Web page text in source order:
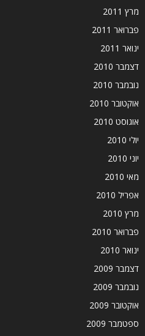
מרץ 2011
פברואר 2011
ינואר 2011
דצמבר 2010
נובמבר 2010
אוקטובר 2010
אוגוסט 2010
יולי 2010
יוני 2010
מאי 2010
אפריל 2010
מרץ 2010
פברואר 2010
ינואר 2010
דצמבר 2009
נובמבר 2009
אוקטובר 2009
ספטמבר 2009